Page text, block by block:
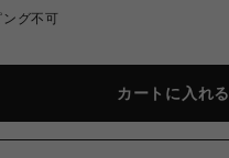
グ不可
カートに入れる